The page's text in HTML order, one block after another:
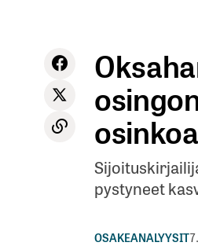
pystyneet
OSAKEANALYYSIT